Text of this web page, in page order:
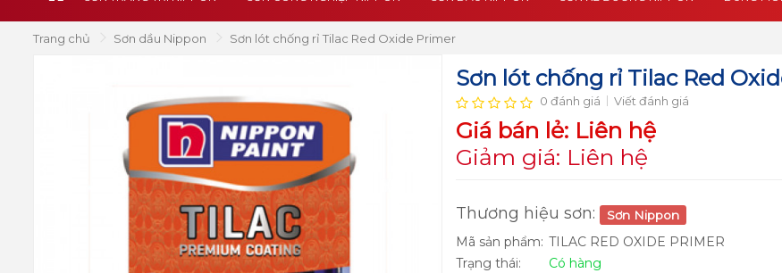
Trang chủ Sơn dầu Nippon Sơn lót chống rỉ Tilac Red Oxide Primer
Sơn lót chống rỉ Tilac Red
0 đánh giá Viết đánh giá
Giá bán lẻ: Liên hệ
Giảm giá: Liên hệ
Thương hiệu sơn: Sơn Nippon
Mã sản phẩm: TILAC RED OXIDE PRIMER
Trạng thái:
Có hàng